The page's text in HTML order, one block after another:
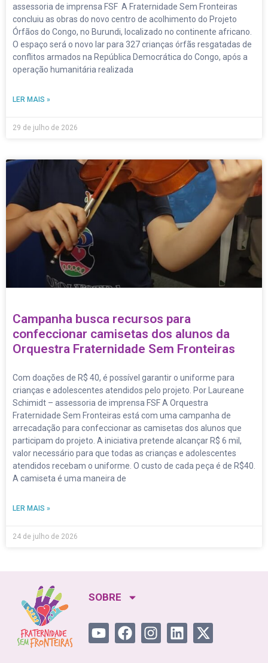
assessoria de imprensa FSF A Fraternidade Sem Fronteiras
concluiu as obras do novo centro de acolhimento do Projeto
Órfãos do Congo, no Burundi, localizado no continente africano.
O espaço será o novo lar para 327 crianças órfãs resgatadas de
conflitos armados na República Democrática do Congo, após a
operação humanitária realizada
LER MAIS »
29 de julho de 2026
Campanha busca recursos para
confeccionar camisetas dos alunos da
Orquestra Fraternidade Sem Fronteiras
Com doações de R$ 40, é possível garantir o uniforme para
crianças e adolescentes atendidos pelo projeto. Por Laureane
Schimidt – assessoria de imprensa FSF A Orquestra
Fraternidade Sem Fronteiras está com uma campanha de
arrecadação para confeccionar as camisetas dos alunos que
participam do projeto. A iniciativa pretende alcançar R$ 6 mil,
valor necessário para que todas as crianças e adolescentes
atendidos recebam o uniforme. O custo de cada peça é de R$40.
A camiseta é uma maneira de
LER MAIS »
24 de julho de 2026
SOBRE